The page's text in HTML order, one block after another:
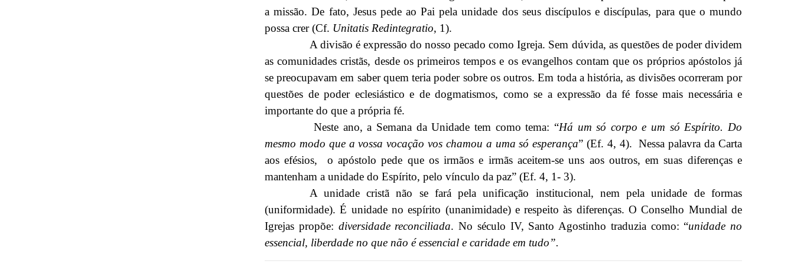
a missão. De fato, Jesus pede ao Pai pela unidade dos seus discípulos e discípulas, para que o mundo
possa crer (Cf. Unitatis Redintegratio, 1).
A divisão é expressão do nosso pecado como Igreja. Sem dúvida, as questões de poder dividem
as comunidades cristãs, desde os primeiros tempos e os evangelhos contam que os próprios apóstolos já
se preocupavam em saber quem teria poder sobre os outros. Em toda a história, as divisões ocorreram por
questões de poder eclesiástico e de dogmatismos, como se a expressão da fé fosse mais necessária e
importante do que a própria fé.
Neste ano, a Semana da Unidade tem como tema: “Há um só corpo e um só Espírito. Do
mesmo modo que a vossa vocação vos chamou a uma só esperança” (Ef. 4, 4). Nessa palavra da Carta
aos efésios, o apóstolo pede que os irmãos e irmãs aceitem-se uns aos outros, em suas diferenças e
mantenham a unidade do Espírito, pelo vínculo da paz” (Ef. 4, 1- 3).
A unidade cristã não se fará pela unificação institucional, nem pela unidade de formas
(uniformidade). É unidade no espírito (unanimidade) e respeito às diferenças. O Conselho Mundial de
Igrejas propõe: diversidade reconciliada. No século IV, Santo Agostinho traduzia como: “unidade no
essencial, liberdade no que não é essencial e caridade em tudo”.